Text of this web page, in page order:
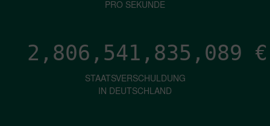
PRO SEKUNDE
2,806,541,837,198 €
STAATSVERSCHULDUNG
IN DEUTSCHLAND